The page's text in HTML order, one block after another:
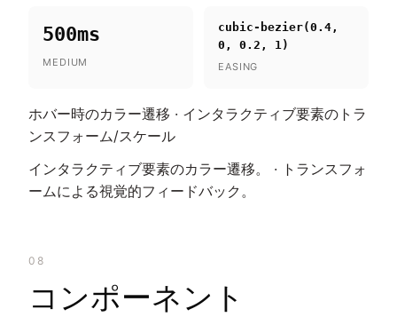
500ms
MEDIUM
cubic-bezier(0.4,
0, 0.2, 1)
EASING
ホバー時のカラー遷移 · インタラクティブ要素のトラ
ンスフォーム/スケール
インタラクティブ要素のカラー遷移。 · トランスフォ
ームによる視覚的フィードバック。
08
コンポーネント